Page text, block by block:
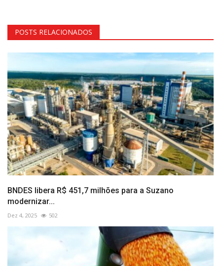
POSTS RELACIONADOS
BNDES libera R$ 451,7 milhões para a Suzano
modernizar...
Dez 4, 2025 502